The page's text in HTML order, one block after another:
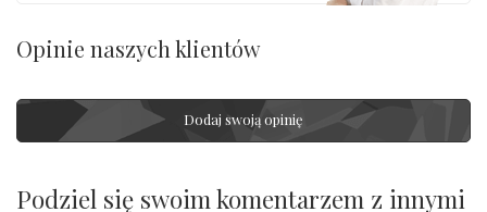
Opinie naszych klientów
Dodaj swoją opinię
Podziel się swoim komentarzem z innymi